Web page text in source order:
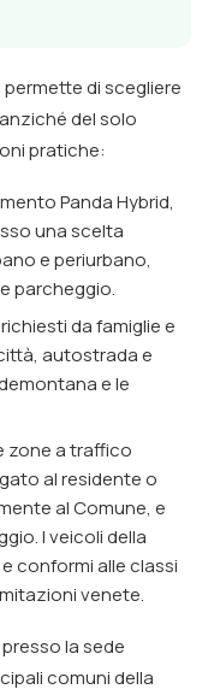
di scegliere
del solo
pratiche:
Panda Hybrid,
una scelta
e periurbano,
parcheggio.
da famiglie e
autostrada e
e le
zone a traffico
al residente o
al Comune, e
I veicoli della
conformi alle classi
venete.
la sede
comuni della